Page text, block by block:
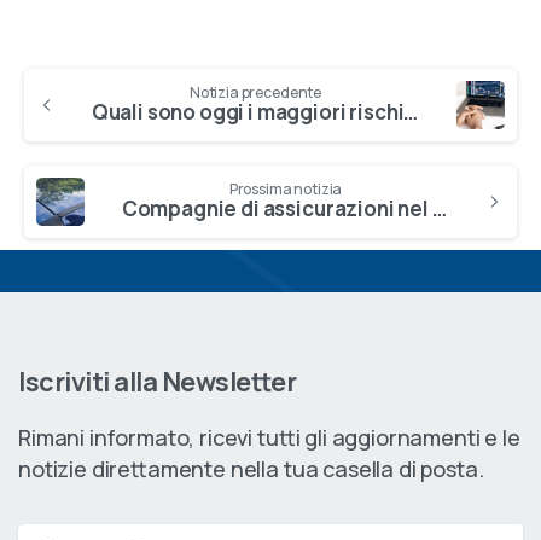
Reading
Notizia precedente
Quali sono oggi i maggiori rischi di fare impresa?
Prossima notizia
Compagnie di assicurazioni nel mirino dei truffatori
Iscriviti alla Newsletter
Rimani informato, ricevi tutti gli aggiornamenti e le
notizie direttamente nella tua casella di posta.